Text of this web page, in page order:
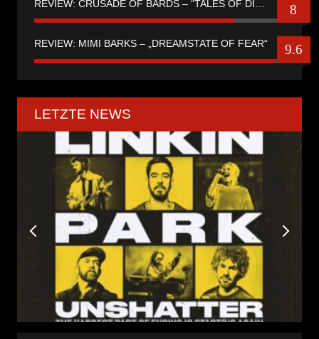
8
REVIEW: MIMI BARKS – „DREAMSTATE OF FEAR“ 9.6
LETZTE NEWS